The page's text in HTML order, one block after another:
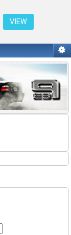
VIEW